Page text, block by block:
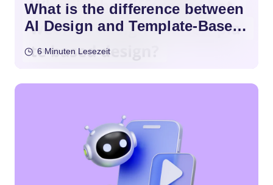
What is the difference between
AI Design and Template-Based
6 Minuten Lesezeit